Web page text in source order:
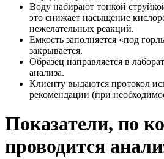
Воду набирают тонкой
это снижает насыщение
нежелательных реакций.
Емкость заполняется «под
закрывается.
Образец направляется в
анализа.
Клиенту выдаются протокол
рекомендации (при
Показатели, по
проводится